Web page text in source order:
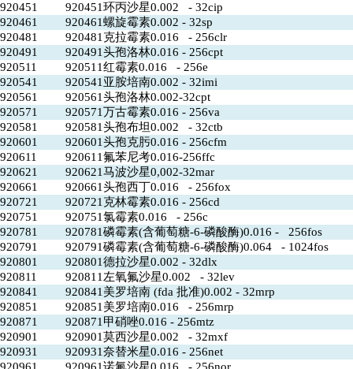
920451
920451环丙沙星0.002 - 32cip
920461
920461螺旋霉素0.002 - 32sp
920481
920481克拉霉素0.016 - 256clr
920491
920491头孢洛林0.016 - 256cpt
920511
920511红霉素0.016 - 256e
920541
920541亚胺培南0.002 - 32imi
920561
920561头孢洛林0.002-32cpt
920571
920571万古霉素0.016 - 256va
920581
920581头孢布坦0.002 - 32ctb
920601
920601头孢克肟0.016 - 256cfm
920611
920611氟苯尼考0.016-256ffc
920621
920621马波沙星0,002-32mar
920661
920661头孢西丁0.016 - 256fox
920721
920721克林霉素0.016 - 256cd
920751
920751氯霉素0.016 - 256c
920781
920781磷霉素(含葡萄糖-6-磷酸酶)0.016 - 256fos
920791
920791磷霉素(含葡萄糖-6-磷酸酶)0.064 - 1024fos
920801
920801德拉沙星0.002 - 32dlx
920811
920811左氧氟沙星0.002 - 32lev
920841
920841美罗培南 (fda 批准)0.002 - 32mrp
920851
920851美罗培南0.016 - 256mrp
920871
920871甲硝唑0.016 - 256mtz
920901
920901莫西沙星0.002 - 32mxf
920931
920931奈替米星0.016 - 256net